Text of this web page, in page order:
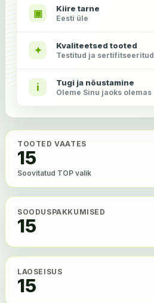
▣ Kiire tarne
Eesti üle
✦ Kvaliteetsed tooted
Testitud ja sertifitseeritud
i Tugi ja nõustamine
Oleme Sinu jaoks olemas
TOOTED VAATES
15
Soovitatud TOP valik
SOODUSPAKKUMISED
15
LAOSEISUS
15